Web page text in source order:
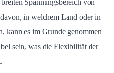
Spannungsbereich von
in welchem ​​Land oder in
kann es im Grunde genommen
sein, was die Flexibilität der